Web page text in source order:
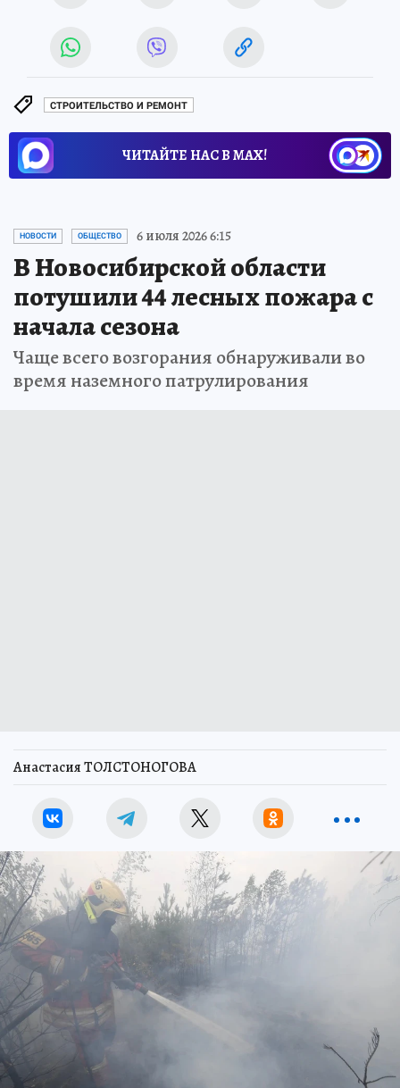
СТРОИТЕЛЬСТВО И РЕМОНТ
ЧИТАЙТЕ НАС В МАХ!
НОВОСТИ ОБЩЕСТВО 6 июля 2026 6:15
В Новосибирской области
потушили 44 лесных пожара с
начала сезона
Чаще всего возгорания обнаруживали во
время наземного патрулирования
Анастасия ТОЛСТОНОГОВА